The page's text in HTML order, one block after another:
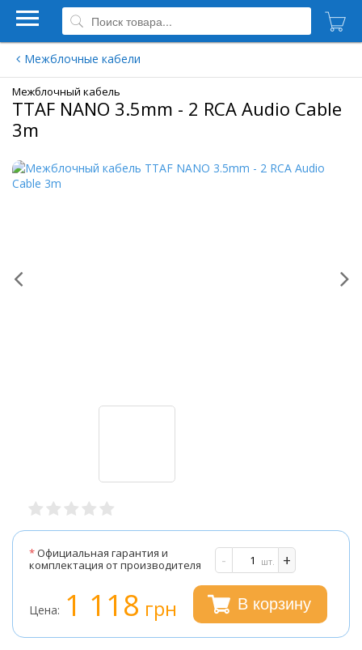
Межблочные кабели
Межблочный кабель
TTAF NANO 3.5mm - 2 RCA Audio Cable
3m
*Официальная гарантия и
комплектация от производителя
- +
шт.
Цена: 1 118 грн В корзину